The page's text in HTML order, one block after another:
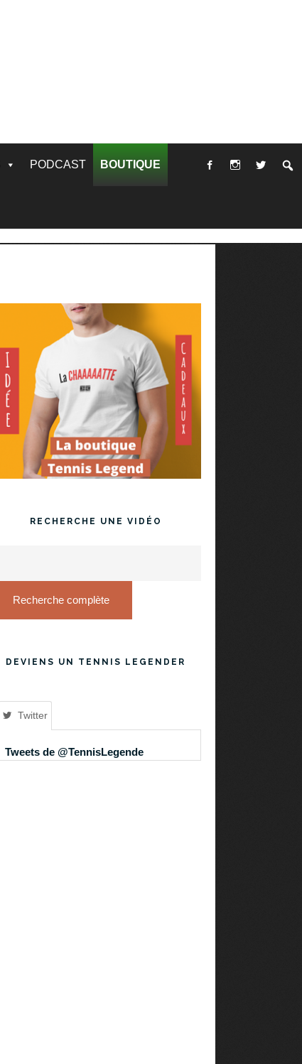
PODCAST BOUTIQUE
RECHERCHE UNE VIDÉO
Recherche complète
DEVIENS UN TENNIS LEGENDER
Twitter
Tweets de @TennisLegende